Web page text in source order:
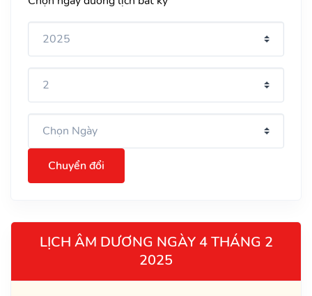
Chuyển đổi
LỊCH ÂM DƯƠNG NGÀY 4 THÁNG 2
2025